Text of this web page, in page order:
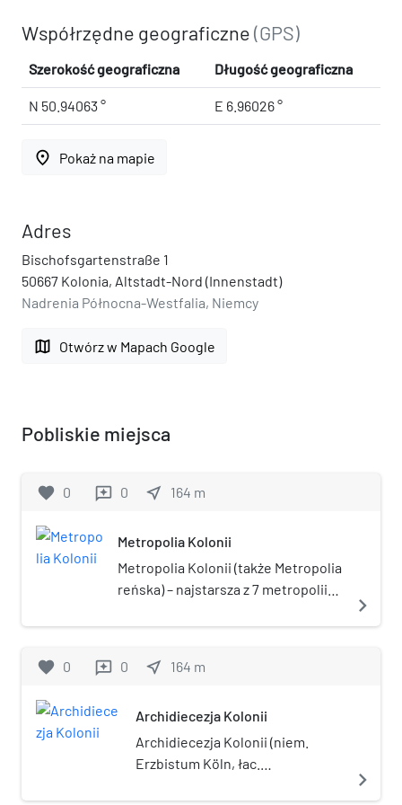
Współrzędne geograficzne(GPS)
Szerokość geograficzna Długość geograficzna
N 50.94063 ° E 6.96026 °
place Pokaż na mapie
Adres
Bischofsgartenstraße 1
50667 Kolonia, Altstadt-Nord (Innenstadt)
Nadrenia Północna-Westfalia, Niemcy
map Otwórz w Mapach Google
Pobliskie miejsca
favorite 0 reviews 0 near_me 164 m
Metropolia Kolonii
Metropolia Kolonii (także Metropolia
reńska) – najstarsza z 7 metropolii
Kościele katolickim.
navigate_next
favorite 0 reviews 0 near_me 164 m
Archidiecezja Kolonii
Archidiecezja Kolonii (niem.
Erzbistum Köln, łac.
navigate_next